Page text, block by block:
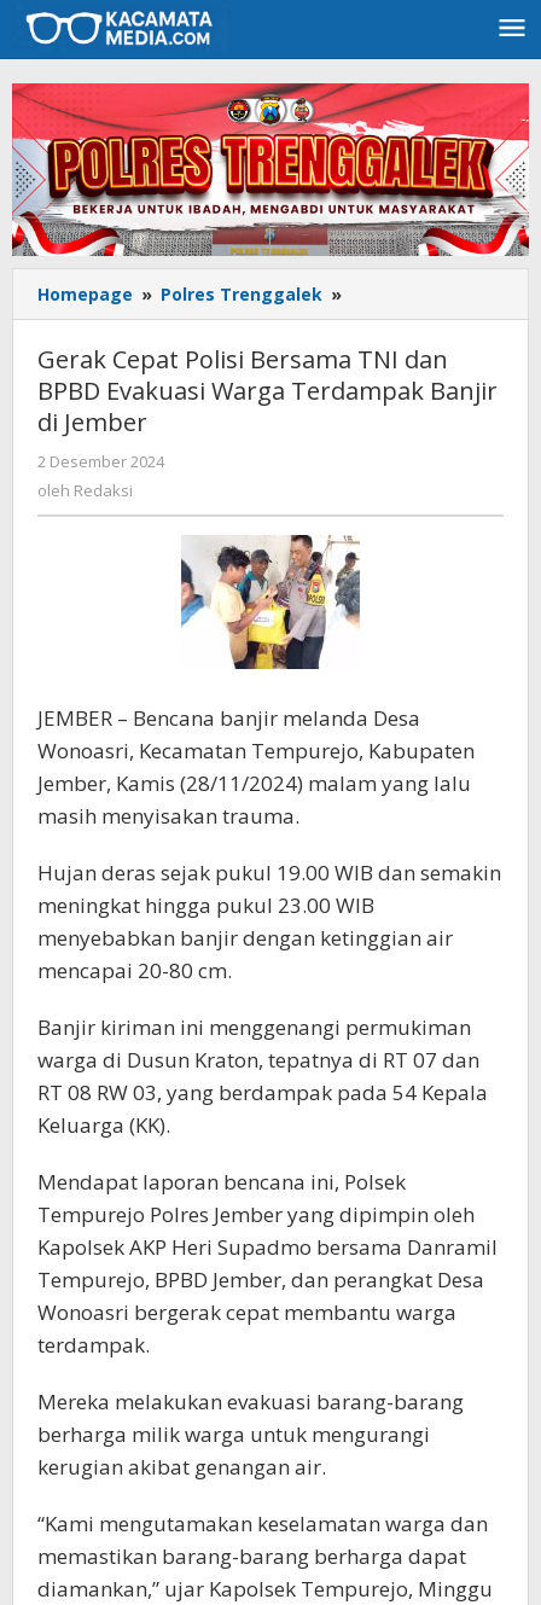
Lewati
konten
Homepage » Polres Trenggalek »
Cepat
Bersama
TNI
Terdampak
Banjir
di
Jember
Gerak Cepat Polisi Bersama TNI dan
BPBD Evakuasi Warga Terdampak Banjir
di Jember
2 Desember 2024
oleh Redaksi
JEMBER – Bencana banjir melanda Desa
Wonoasri, Kecamatan Tempurejo, Kabupaten
Jember, Kamis (28/11/2024) malam yang lalu
masih menyisakan trauma.
Hujan deras sejak pukul 19.00 WIB dan semakin
meningkat hingga pukul 23.00 WIB
menyebabkan banjir dengan ketinggian air
mencapai 20-80 cm.
Banjir kiriman ini menggenangi permukiman
warga di Dusun Kraton, tepatnya di RT 07 dan
RT 08 RW 03, yang berdampak pada 54 Kepala
Keluarga (KK).
Mendapat laporan bencana ini, Polsek
Tempurejo Polres Jember yang dipimpin oleh
Kapolsek AKP Heri Supadmo bersama Danramil
Tempurejo, BPBD Jember, dan perangkat Desa
Wonoasri bergerak cepat membantu warga
terdampak.
Mereka melakukan evakuasi barang-barang
berharga milik warga untuk mengurangi
kerugian akibat genangan air.
“Kami mengutamakan keselamatan warga dan
memastikan barang-barang berharga dapat
diamankan,” ujar Kapolsek Tempurejo, Minggu